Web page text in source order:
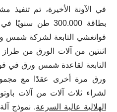
في الآونة الأخيرة، تم تنفيذ
بطاقة 300.000 طن
قوانغشي التابعة لشركة شمس
اثنتين من آلات الورق من
التابعة لقاعدة شمس ورق
ورق مرة أخرى عقدًا مع
لشراء ثلاث آلات من آلات
الهلالية عالية السرعة. نموذج